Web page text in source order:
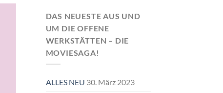
DAS NEUESTE AUS UND
UM DIE OFFENE
WERKSTÄTTEN – DIE
MOVIESAGA!
ALLES NEU 30. März 2023